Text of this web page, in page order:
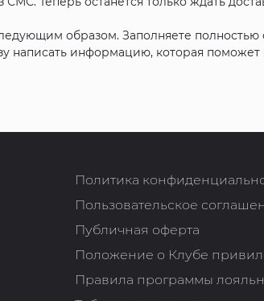
образом. Заполняете
написать информацию, которая
Политика
Пользовательское
Публичная оферта
Положение о Клубе
Правила программы